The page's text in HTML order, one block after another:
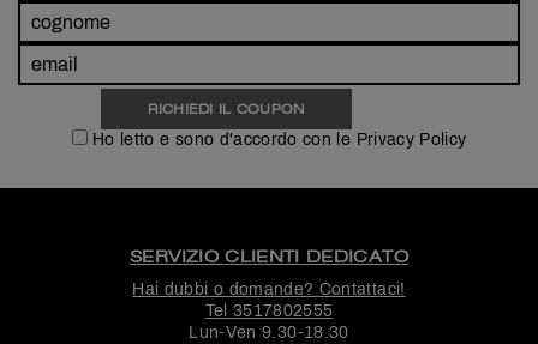
Ho letto e sono d'accordo con le Privacy Policy
SERVIZIO CLIENTI DEDICATO
Hai dubbi o domande? Contattaci!
Tel 3517802555
Lun-Ven 9.30-18.30